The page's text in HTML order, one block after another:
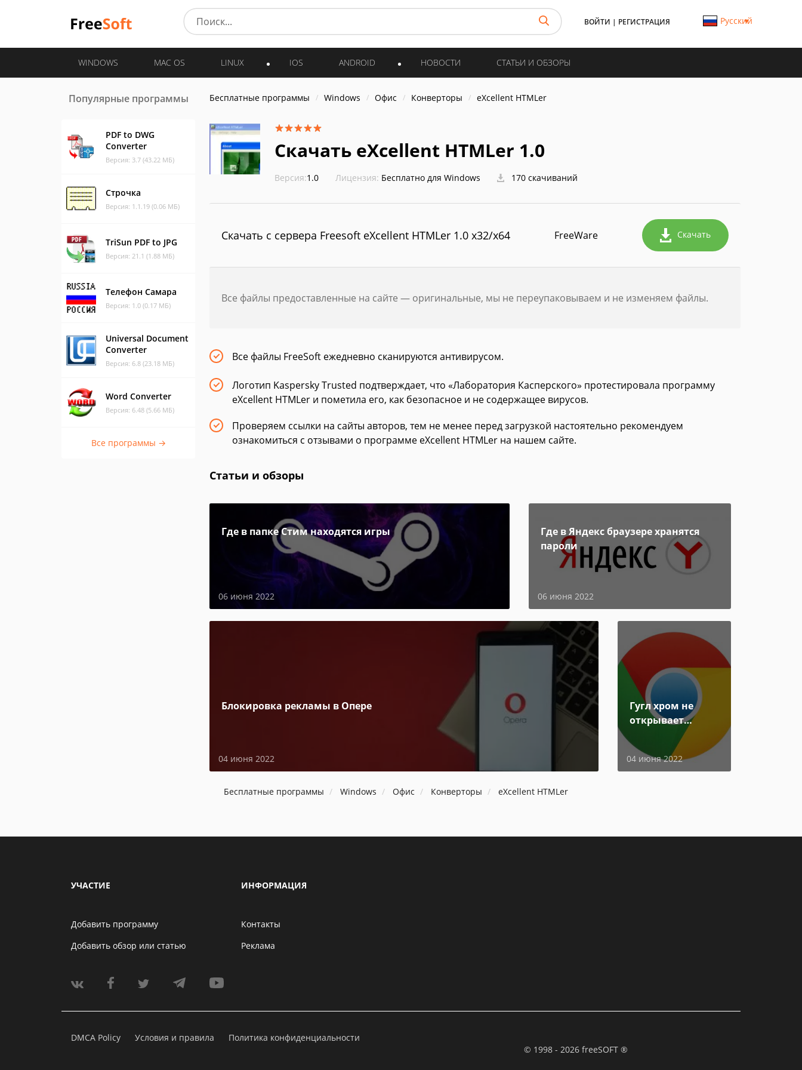
ВОЙТИ | РЕГИСТРАЦИЯ Русский
WINDOWS MAC OS LINUX IOS ANDROID НОВОСТИ СТАТЬИ И ОБЗОРЫ
Популярные программы
PDF to DWG
Converter
Версия: 3.7 (43.22 МБ)
Строчка
Версия: 1.1.19 (0.06 МБ)
TriSun PDF to JPG
Версия: 21.1 (1.88 МБ)
Телефон Самара
Версия: 1.0 (0.17 МБ)
Universal Document
Converter
Версия: 6.8 (23.18 МБ)
Word Converter
Версия: 6.48 (5.66 МБ)
Все программы →
Бесплатные программы Windows Офис Конверторы eXcellent HTMLer
Скачать eXcellent HTMLer 1.0
Версия:1.0 Лицензия: Бесплатно для Windows 170 скачиваний
Скачать с сервера Freesoft eXcellent HTMLer 1.0 x32/x64 FreeWare Скачать
Все файлы предоставленные на сайте — оригинальные, мы не переупаковываем и не изменяем файлы.
Все файлы FreeSoft ежедневно сканируются антивирусом.
Логотип Kaspersky Trusted подтверждает, что «Лаборатория Касперского» протестировала программу
eXcellent HTMLer и пометила его, как безопасное и не содержащее вирусов.
Проверяем ссылки на сайты авторов, тем не менее перед загрузкой настоятельно рекомендуем
ознакомиться с отзывами о программе eXcellent HTMLer на нашем сайте.
Статьи и обзоры
Где в папке Стим находятся игры
06 июня 2022
Где в Яндекс браузере хранятся
пароли
06 июня 2022
Блокировка рекламы в Опере
04 июня 2022
Гугл хром не
открывает
04 июня 2022
Бесплатные программы Windows Офис Конверторы eXcellent HTMLer
УЧАСТИЕ
Добавить программу
Добавить обзор или статью
ИНФОРМАЦИЯ
Контакты
Реклама
DMCA Policy Условия и правила
Политика конфиденциальности
© 1998 - 2026 freeSOFT ®